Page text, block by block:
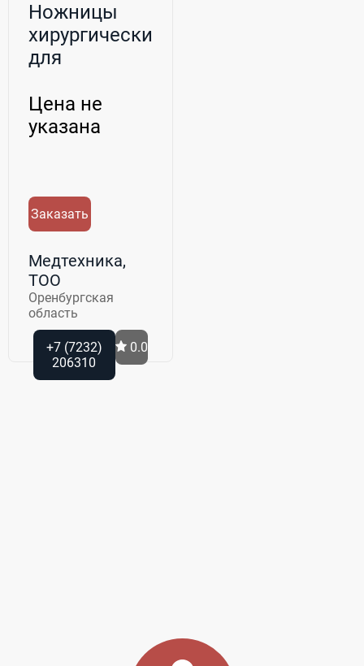
Ножницы
хирургические
для
Ножницы р...
Цена не
указана
Заказать
Медтехника,
ТОО
Оренбургская
область
+7 (7232)
206310
0.0